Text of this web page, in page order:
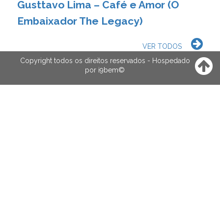
Gusttavo Lima – Café e Amor (O
Embaixador The Legacy)
VER TODOS
Copyright todos os direitos reservados - Hospedado
por i9bem©